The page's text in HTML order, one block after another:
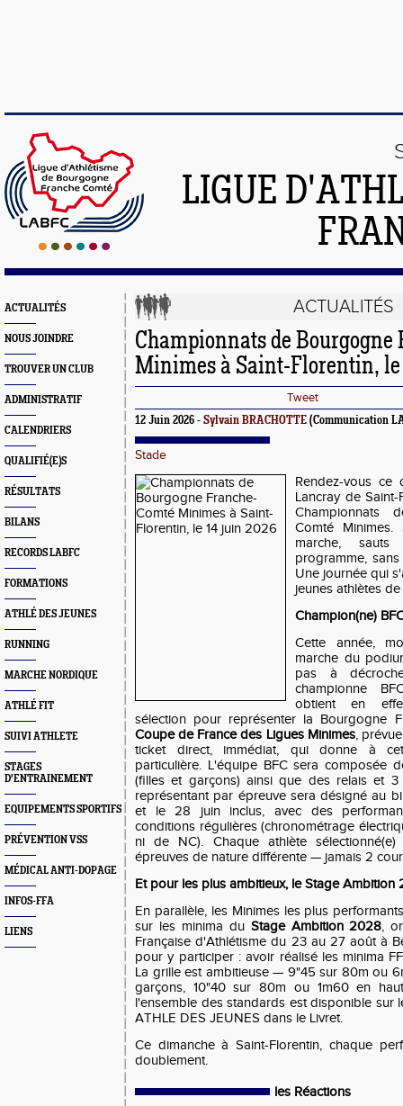
LIGUE
ACTUALITÉS
NOUS JOINDRE
TROUVER UN CLUB
ADMINISTRATIF
CALENDRIERS
QUALIFIÉ(E)S
RÉSULTATS
BILANS
RECORDS LABFC
FORMATIONS
ATHLÉ DES JEUNES
RUNNING
MARCHE NORDIQUE
ATHLÉ FIT
SUIVI ATHLETE
STAGES
D'ENTRAINEMENT
EQUIPEMENTS SPORTIFS
PRÉVENTION VSS
MÉDICAL ANTI-DOPAGE
INFOS-FFA
LIENS
ACTUALITÉS
Championnats de Bourgogne
Minimes à Saint-Florentin,
Tweet
12 Juin 2026 - Sylvain BRACHOTTE (Communication
Stade
Rendez-vous ce
Lancray de
Championnats
Comté Minimes.
marche,
programme,
Une journée qui
jeunes athlètes
Champion(ne)
Cette année,
marche du
pas à
championne
obtient en
sélection pour représenter la Bourgogne
Coupe de France des Ligues Minimes,
ticket direct, immédiat, qui donne à
particulière. L'équipe BFC sera composée
(filles et garçons) ainsi que des relais et 3
représentant par épreuve sera désigné au
et le 28 juin inclus, avec des
conditions régulières (chronométrage
ni de NC). Chaque athlète
épreuves de nature différente — jamais 2
Et pour les plus ambitieux, le Stage Ambition
En parallèle, les Minimes les plus
sur les minima du Stage Ambition 2028,
Française d'Athlétisme du 23 au 27 août à
pour y participer : avoir réalisé les minima
La grille est ambitieuse — 9"45 sur 80m ou
garçons, 10"40 sur 80m ou 1m60 en
l'ensemble des standards est disponible sur
ATHLE DES JEUNES dans le Livret.
Ce dimanche à Saint-Florentin, chaque
doublement.
les Réactions